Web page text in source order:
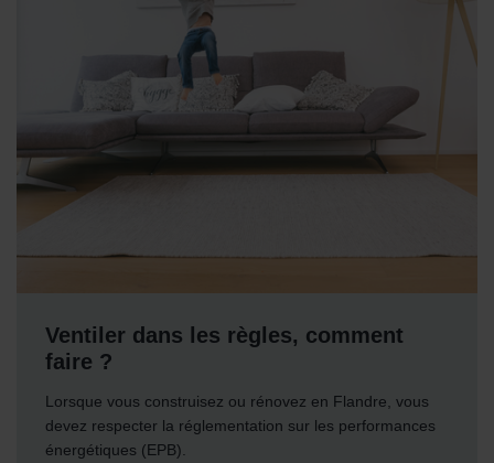
Zehnder Group UK Limited: Privacy Policy
Ventiler dans les règles, comment
faire ?
Lorsque vous construisez ou rénovez en Flandre, vous
devez respecter la réglementation sur les performances
énergétiques (EPB).